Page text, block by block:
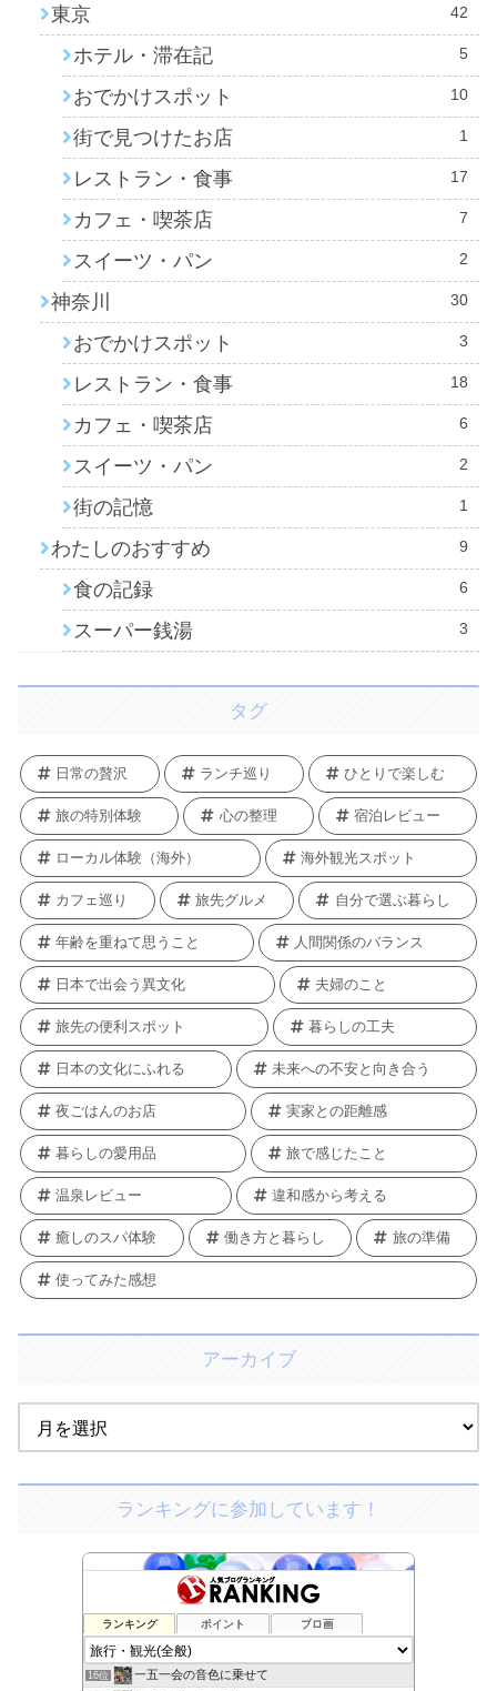
東京 42
ホテル・滞在記 5
おでかけスポット 10
街で見つけたお店 1
レストラン・食事 17
カフェ・喫茶店 7
スイーツ・パン 2
神奈川 30
おでかけスポット 3
レストラン・食事 18
カフェ・喫茶店 6
スイーツ・パン 2
街の記憶 1
わたしのおすすめ 9
食の記録 6
スーパー銭湯 3
タグ
日常の贅沢 ランチ巡り ひとりで楽しむ
旅の特別体験 心の整理 宿泊レビュー
ローカル体験（海外） 海外観光スポット
カフェ巡り 旅先グルメ 自分で選ぶ暮らし
年齢を重ねて思うこと 人間関係のバランス
日本で出会う異文化 夫婦のこと
旅先の便利スポット 暮らしの工夫
日本の文化にふれる 未来への不安と向き合う
夜ごはんのお店 実家との距離感
暮らしの愛用品 旅で感じたこと
温泉レビュー 違和感から考える
癒しのスパ体験 働き方と暮らし 旅の準備
使ってみた感想
アーカイブ
ランキングに参加しています！
ランキング ポイント ブロ画
14位 旅・ホテル・プラザ
15位 トイプーもものきもち
16位 一五一会の音色に乗せて